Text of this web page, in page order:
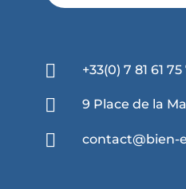
 +33(0) 7 81 61 75
 9 Place de la
 contact@bien-